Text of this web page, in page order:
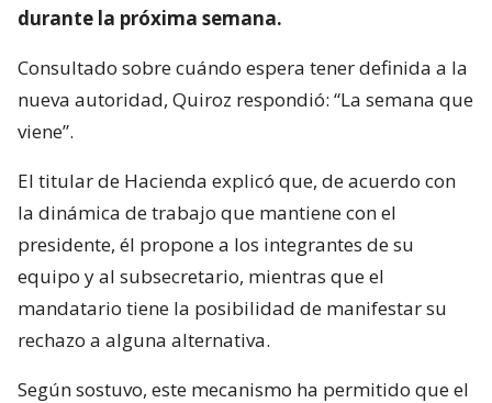
durante la próxima semana.
Consultado sobre cuándo espera tener definida a la
nueva autoridad, Quiroz respondió: “La semana que
viene”.
El titular de Hacienda explicó que, de acuerdo con
la dinámica de trabajo que mantiene con el
presidente, él propone a los integrantes de su
equipo y al subsecretario, mientras que el
mandatario tiene la posibilidad de manifestar su
rechazo a alguna alternativa.
Según sostuvo, este mecanismo ha permitido que el